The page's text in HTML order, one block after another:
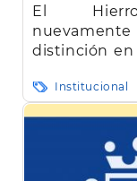
El
distinción en
Institucional